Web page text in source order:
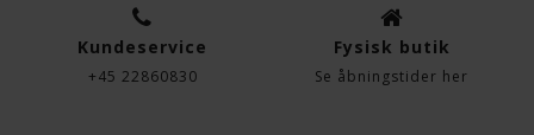
Kundeservice
+45 22860830
Fysisk butik
Se åbningstider her